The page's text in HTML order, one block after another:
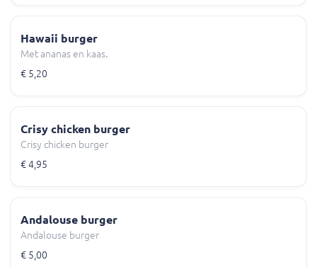
Hawaii burger
Met ananas en kaas.
€ 5,20
Crisy chicken burger
Crisy chicken burger
€ 4,95
Andalouse burger
Andalouse burger
€ 5,00